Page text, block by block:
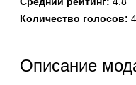
Количество голосов:
Описание